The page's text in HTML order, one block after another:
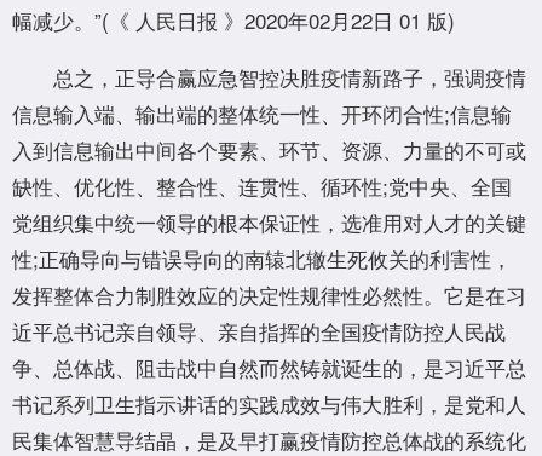
幅减少。”(《 人民日报 》2020年02月22日 01 版)
总之，正导合赢应急智控决胜疫情新路子，强调疫情
信息输入端、输出端的整体统一性、开环闭合性;信息输
入到信息输出中间各个要素、环节、资源、力量的不可或
缺性、优化性、整合性、连贯性、循环性;党中央、全国
党组织集中统一领导的根本保证性，选准用对人才的关键
性;正确导向与错误导向的南辕北辙生死攸关的利害性，
发挥整体合力制胜效应的决定性规律性必然性。它是在习
近平总书记亲自领导、亲自指挥的全国疫情防控人民战
争、总体战、阻击战中自然而然铸就诞生的，是习近平总
书记系列卫生指示讲话的实践成效与伟大胜利，是党和人
民集体智慧导结晶，是及早打赢疫情防控总体战的系统化